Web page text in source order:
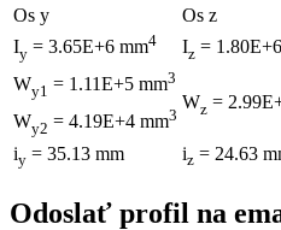
Os y
Os z
Iy = 3.65E+6 mm4 Iz =
Wy1 = 1.11E+5 mm3
Wz =
Wy2 = 4.19E+4 mm3
iy = 35.13 mm iz = 24.63
Odoslať profil na